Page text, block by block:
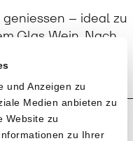
und Anzeigen zu
Medien anbieten zu
Website zu
zu Ihrer
– ideal zu
Glas Wein. Nach